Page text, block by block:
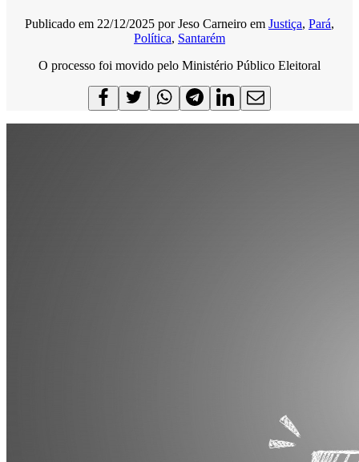
Publicado em 22/12/2025 porJeso Carneiro em Justiça, Pará,
Política, Santarém
O processo foi movido pelo Ministério Público Eleitoral